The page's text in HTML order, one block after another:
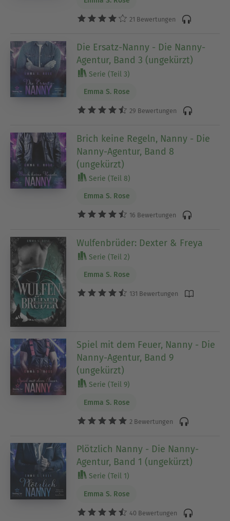
21 Bewertungen
Die Ersatz-Nanny - Die Nanny-
Agentur, Band 3 (ungekürzt)
Serie (Teil 3)
Emma S. Rose
29 Bewertungen
Brich keine Regeln, Nanny - Die
Nanny-Agentur, Band 8
(ungekürzt)
Serie (Teil 8)
Emma S. Rose
16 Bewertungen
Wulfenbrüder: Dexter & Freya
Serie (Teil 2)
Emma S. Rose
131 Bewertungen
Spiel mit dem Feuer, Nanny - Die
Nanny-Agentur, Band 9
(ungekürzt)
Serie (Teil 9)
Emma S. Rose
2 Bewertungen
Plötzlich Nanny - Die Nanny-
Agentur, Band 1 (ungekürzt)
Serie (Teil 1)
Emma S. Rose
40 Bewertungen